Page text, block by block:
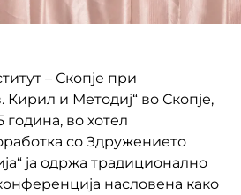
– Скопје при
Кирил и Методиј“ во Скопје,
година, во хотел
со Здружението
ја одржа традиционално
насловена како